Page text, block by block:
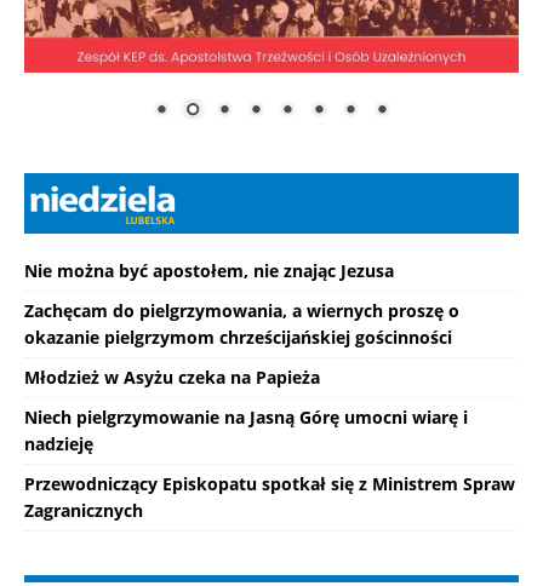
Nie można być apostołem, nie znając Jezusa
Zachęcam do pielgrzymowania, a wiernych proszę o
okazanie pielgrzymom chrześcijańskiej gościnności
Młodzież w Asyżu czeka na Papieża
Niech pielgrzymowanie na Jasną Górę umocni wiarę i
nadzieję
Przewodniczący Episkopatu spotkał się z Ministrem Spraw
Zagranicznych